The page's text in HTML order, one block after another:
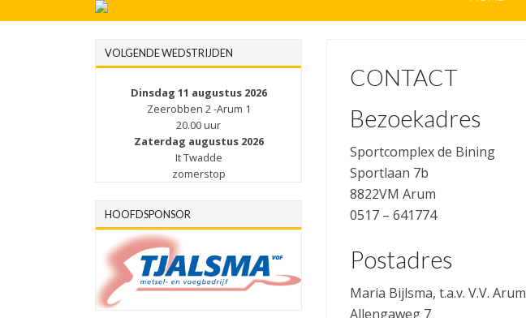
CONTACT
Bezoekadres
Sportcomplex de Bining
Sportlaan 7b
8822VM Arum
0517 – 641774
Postadres
Maria Bijlsma, t.a.v. V.V. Arum
Allengaweg 7
VOLGENDE WEDSTRIJDEN
Dinsdag 11 augustus 2026
Zeerobben 2 -Arum 1
20.00 uur
Zaterdag augustus 2026
It Twadde
zomerstop
HOOFDSPONSOR